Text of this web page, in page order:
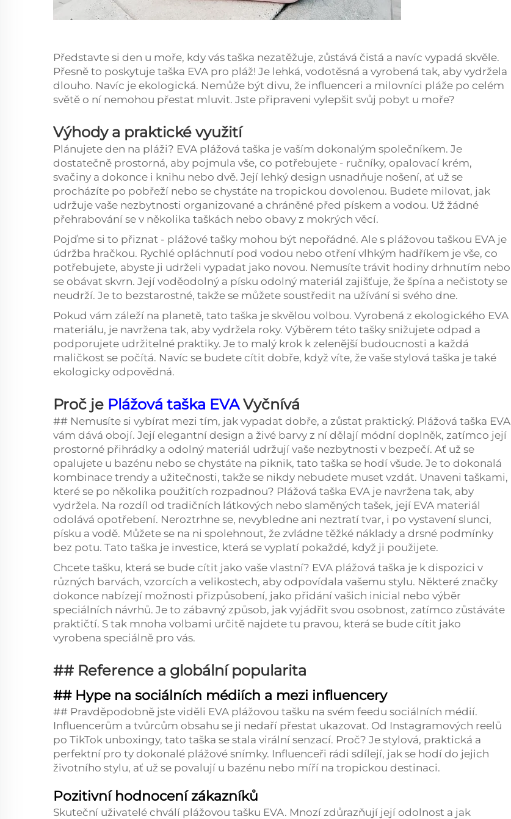
Představte si den u moře, kdy vás taška nezatěžuje, zůstává čistá a navíc vypadá skvěle.
Přesně to poskytuje taška EVA pro pláž! Je lehká, vodotěsná a vyrobená tak, aby vydržela
dlouho. Navíc je ekologická. Nemůže být divu, že influenceri a milovníci pláže po celém
světě o ní nemohou přestat mluvit. Jste připraveni vylepšit svůj pobyt u moře?
Výhody a praktické využití
Plánujete den na pláži? EVA plážová taška je vaším dokonalým společníkem. Je
dostatečně prostorná, aby pojmula vše, co potřebujete - ručníky, opalovací krém,
svačiny a dokonce i knihu nebo dvě. Její lehký design usnadňuje nošení, ať už se
procházíte po pobřeží nebo se chystáte na tropickou dovolenou. Budete milovat, jak
udržuje vaše nezbytnosti organizované a chráněné před pískem a vodou. Už žádné
přehrabování se v několika taškách nebo obavy z mokrých věcí.
Pojďme si to přiznat - plážové tašky mohou být nepořádné. Ale s plážovou taškou EVA je
údržba hračkou. Rychlé opláchnutí pod vodou nebo otření vlhkým hadříkem je vše, co
potřebujete, abyste ji udrželi vypadat jako novou. Nemusíte trávit hodiny drhnutím nebo
se obávat skvrn. Její voděodolný a písku odolný materiál zajišťuje, že špína a nečistoty se
neudrží. Je to bezstarostné, takže se můžete soustředit na užívání si svého dne.
Pokud vám záleží na planetě, tato taška je skvělou volbou. Vyrobená z ekologického EVA
materiálu, je navržena tak, aby vydržela roky. Výběrem této tašky snižujete odpad a
podporujete udržitelné praktiky. Je to malý krok k zelenější budoucnosti a každá
maličkost se počítá. Navíc se budete cítit dobře, když víte, že vaše stylová taška je také
ekologicky odpovědná.
Proč je Plážová taška EVAVyčnívá
## Nemusíte si vybírat mezi tím, jak vypadat dobře, a zůstat praktický. Plážová taška EVA
vám dává obojí. Její elegantní design a živé barvy z ní dělají módní doplněk, zatímco její
prostorné přihrádky a odolný materiál udržují vaše nezbytnosti v bezpečí. Ať už se
opalujete u bazénu nebo se chystáte na piknik, tato taška se hodí všude. Je to dokonalá
kombinace trendy a užitečnosti, takže se nikdy nebudete muset vzdát. Unaveni taškami,
které se po několika použitích rozpadnou? Plážová taška EVA je navržena tak, aby
vydržela. Na rozdíl od tradičních látkových nebo slaměných tašek, její EVA materiál
odolává opotřebení. Neroztrhne se, nevybledne ani neztratí tvar, i po vystavení slunci,
písku a vodě. Můžete se na ni spolehnout, že zvládne těžké náklady a drsné podmínky
bez potu. Tato taška je investice, která se vyplatí pokaždé, když ji použijete.
Chcete tašku, která se bude cítit jako vaše vlastní? EVA plážová taška je k dispozici v
různých barvách, vzorcích a velikostech, aby odpovídala vašemu stylu. Některé značky
dokonce nabízejí možnosti přizpůsobení, jako přidání vašich inicial nebo výběr
speciálních návrhů. Je to zábavný způsob, jak vyjádřit svou osobnost, zatímco zůstáváte
praktičtí. S tak mnoha volbami určitě najdete tu pravou, která se bude cítit jako
vyrobena speciálně pro vás.
## Reference a globální popularita
## Hype na sociálních médiích a mezi influencery
## Pravděpodobně jste viděli EVA plážovou tašku na svém feedu sociálních médií.
Influencerům a tvůrcům obsahu se ji nedaří přestat ukazovat. Od Instagramových reelů
po TikTok unboxingy, tato taška se stala virální senzací. Proč? Je stylová, praktická a
perfektní pro ty dokonalé plážové snímky. Influenceři rádi sdílejí, jak se hodí do jejich
životního stylu, ať už se povalují u bazénu nebo míří na tropickou destinaci.
Pozitivní hodnocení zákazníků
Skuteční uživatelé chválí plážovou tašku EVA. Mnozí zdůrazňují její odolnost a jak